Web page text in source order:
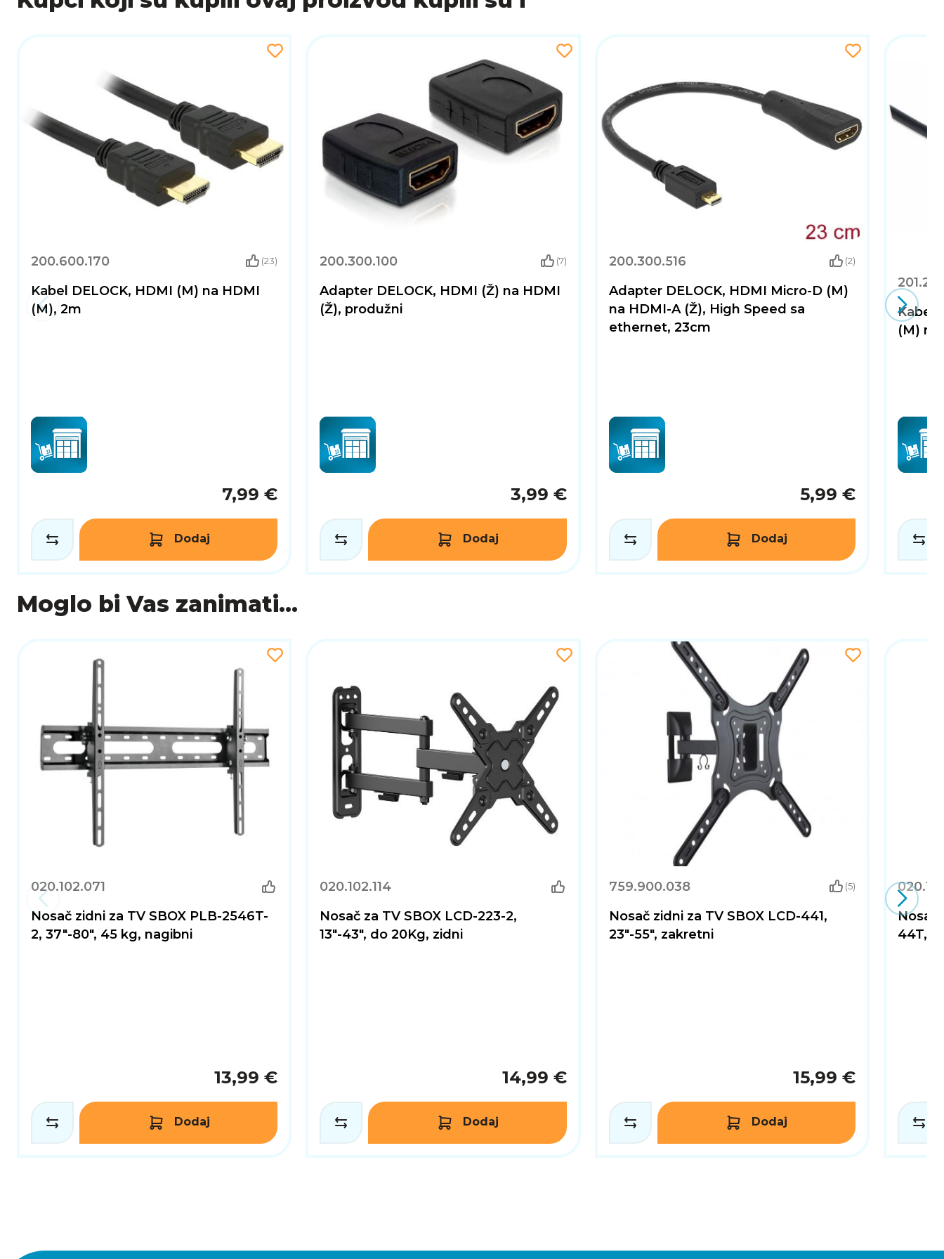
Napomena: Prilikom montaže pripaziti na VESA-u i tip vijaka koji koriste pojedini proizvođači TV-a!
200.600.170 (23)
Kabel DELOCK, HDMI (M) na HDMI
(M), 2m
7,99 €
Dodaj
200.300.100 (7)
Adapter DELOCK, HDMI (Ž) na HDMI
(Ž), produžni
3,99 €
Dodaj
200.300.516 (2)
Adapter DELOCK, HDMI Micro-D (M)
na HDMI-A (Ž), High Speed sa
ethernet, 23cm
5,99 €
Dodaj
Kabel
(M)
Moglo bi Vas zanimati...
020.102.071
Nosač zidni za TV SBOX PLB-2546T-
2, 37"-80", 45 kg, nagibni
13,99 €
Dodaj
020.102.114
Nosač za TV SBOX LCD-223-2,
13"-43", do 20Kg, zidni
14,99 €
Dodaj
759.900.038 (5)
Nosač zidni za TV SBOX LCD-441,
23"-55", zakretni
15,99 €
Dodaj
Nosač
44T,